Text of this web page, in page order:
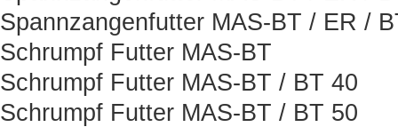
Spannzangenfutter MAS-BT / ER /
Schrumpf Futter MAS-BT
Schrumpf Futter MAS-BT / BT 40
Schrumpf Futter MAS-BT / BT 50